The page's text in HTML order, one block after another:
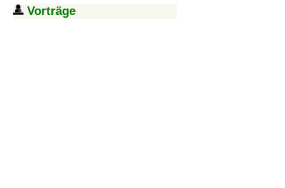
Vorträge